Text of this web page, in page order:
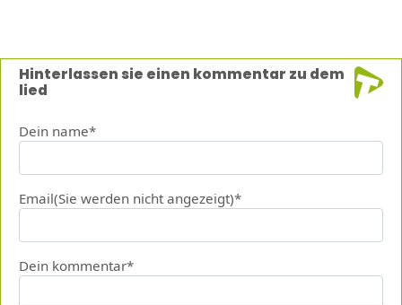
Hinterlassen sie einen kommentar zu dem
lied
Dein name*
Email(Sie werden nicht angezeigt)*
Dein kommentar*